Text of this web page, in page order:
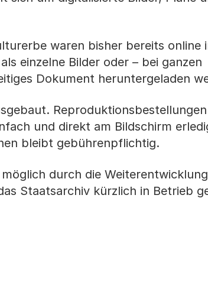
waren bisher bereits online
einzelne Bilder oder – bei ganzen
Dokument heruntergeladen
und direkt am Bildschirm
bleibt gebührenpflichtig.
durch die
Staatsarchiv kürzlich in Betrieb